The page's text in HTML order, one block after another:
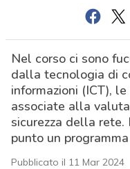
Nel corso ci sono
dalla tecnologia di
informazioni (ICT),
associate alla
sicurezza della
punto un
Pubblicato il 11 Mar 2024